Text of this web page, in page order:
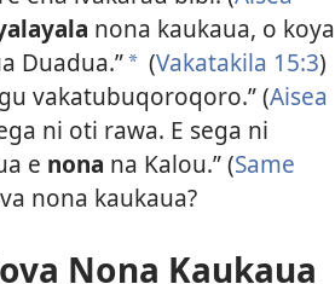
nona kaukaua, o koya
Duadua.”a (Vakatakila 15:3)
vakatubuqoroqoro.” (Aisea
ni oti rawa. E sega ni
e nona na Kalou.” (Same
nona kaukaua?
Nona Kaukaua